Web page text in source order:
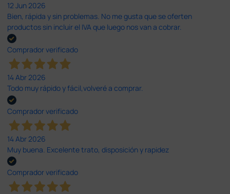
12 Jun 2026
Bien, rápida y sin problemas. No me gusta que se oferten
productos sin incluir el IVA que luego nos van a cobrar.
Comprador verificado
14 Abr 2026
Todo muy rápido y fácil,volveré a comprar.
Comprador verificado
14 Abr 2026
Muy buena. Excelente trato, disposición y rapidez
Comprador verificado